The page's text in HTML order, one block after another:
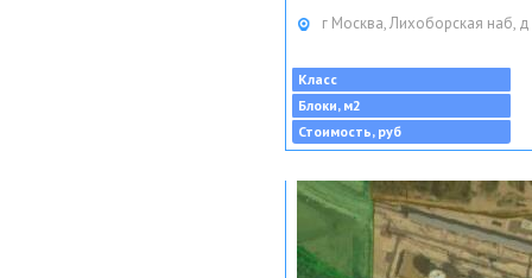
г Москва, Лихоборская наб,
Класс
Блоки, м2
Стоимость, руб